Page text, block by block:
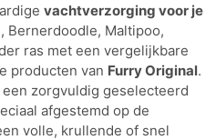
vachtverzorging voor je
Bernerdoodle, Maltipoo,
ras met een vergelijkbare
producten van Furry Original.
zorgvuldig geselecteerd
afgestemd op de
volle, krullende of snel